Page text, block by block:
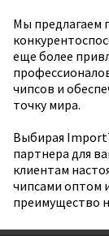
Мы предлагаем
еще более
чипсов и
точку мира.
Выбирая
партнера для
клиентам
чипсами оптом
преимущество